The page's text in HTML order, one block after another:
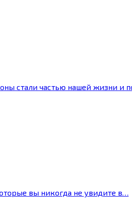
стали частью нашей жизни и
вы никогда не увидите в…